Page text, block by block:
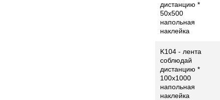
дистанцию *
50x500
напольная
наклейка
K104 - лента
соблюдай
дистанцию *
100x1000
напольная
наклейка